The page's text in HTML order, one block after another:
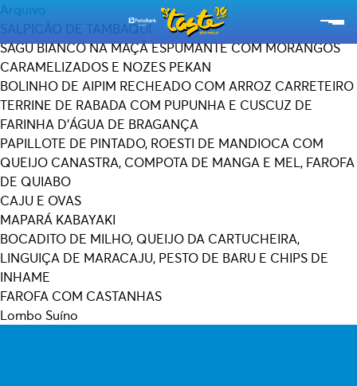
RESTAURANTES
CARDÁPIOS
EXPERIÊNCIAS
ESG
SEBRAE
ASSINE A NOSSA NEWSLETTER
Arquivo
SALPICÃO DE TAMBAQUI
SAGU BIANCO NA MAÇÃ ESPUMANTE COM MORANGOS
CARAMELIZADOS E NOZES PEKAN
BOLINHO DE AIPIM RECHEADO COM ARROZ CARRETEIRO
TERRINE DE RABADA COM PUPUNHA E CUSCUZ DE
FARINHA D’ÁGUA DE BRAGANÇA
PAPILLOTE DE PINTADO, ROESTI DE MANDIOCA COM
QUEIJO CANASTRA, COMPOTA DE MANGA E MEL, FAROFA
DE QUIABO
CAJU E OVAS
MAPARÁ KABAYAKI
BOCADITO DE MILHO, QUEIJO DA CARTUCHEIRA,
LINGUIÇA DE MARACAJU, PESTO DE BARU E CHIPS DE
INHAME
FAROFA COM CASTANHAS
Lombo Suíno